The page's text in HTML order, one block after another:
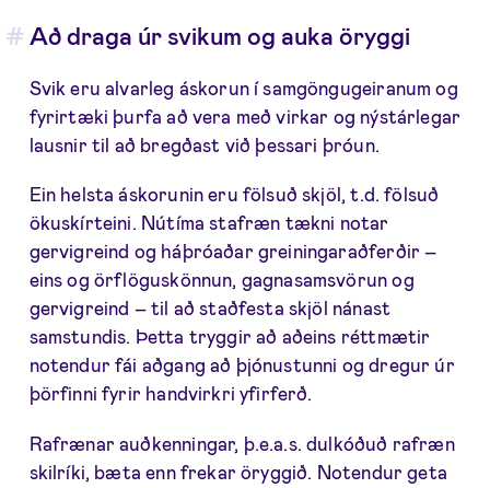
Að draga úr svikum og auka öryggi
Svik eru alvarleg áskorun í samgöngugeiranum og
fyrirtæki þurfa að vera með virkar og nýstárlegar
lausnir til að bregðast við þessari þróun.
Ein helsta áskorunin eru fölsuð skjöl, t.d. fölsuð
ökuskírteini. Nútíma stafræn tækni notar
gervigreind og háþróaðar greiningaraðferðir –
eins og örflöguskönnun, gagnasamsvörun og
gervigreind – til að staðfesta skjöl nánast
samstundis. Þetta tryggir að aðeins réttmætir
notendur fái aðgang að þjónustunni og dregur úr
þörfinni fyrir handvirkri yfirferð.
Rafrænar auðkenningar, þ.e.a.s. dulkóðuð rafræn
skilríki, bæta enn frekar öryggið. Notendur geta